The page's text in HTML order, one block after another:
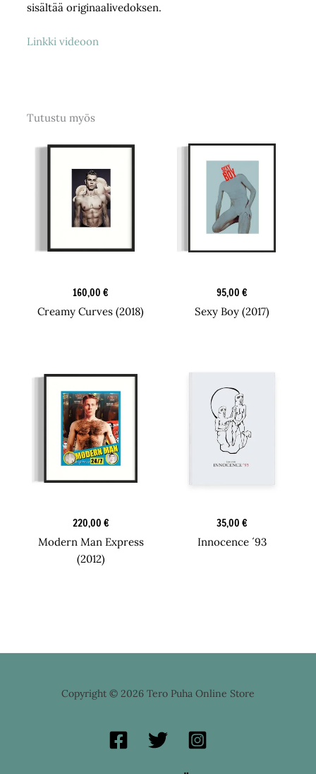
sisältää originaalivedoksen.
Linkki videoon
Tutustu myös
160,00€
Creamy Curves (2018)
95,00€
Sexy Boy (2017)
220,00 €
Modern Man Express
(2012)
35,00€
Innocence ´93
Copyright © 2026 Tero Puha Online Store